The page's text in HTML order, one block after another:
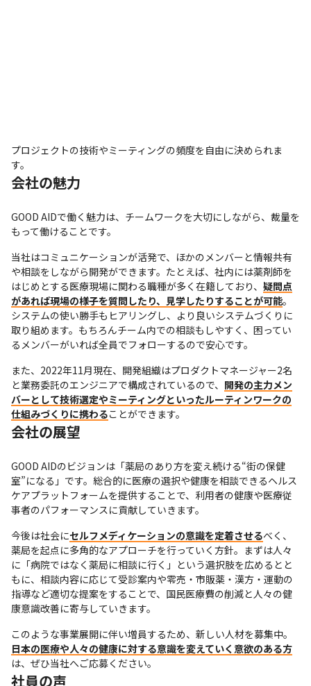
プロジェクトの技術やミーティングの頻度を自由に決められま
す。
会社の魅力
GOOD AIDで働く魅力は、チームワークを大切にしながら、裁量を
もって働けることです。
当社はコミュニケーションが活発で、ほかのメンバーと情報共有
や相談をしながら開発ができます。たとえば、社内には薬剤師を
はじめとする医療現場に関わる職種が多く在籍しており、 疑問点
があれば現場の様子を質問したり、見学したりすることが可能。
システムの使い勝手もヒアリングし、より良いシステムづくりに
取り組めます。もちろんチーム内での相談もしやすく、困ってい
るメンバーがいれば全員でフォローするので安心です。
また、2022年11月現在、開発組織はプロダクトマネージャー2名
と業務委託のエンジニアで構成されているので、 開発の主力メン
バーとして技術選定やミーティングといったルーティンワークの
仕組みづくりに携わることができます。
会社の展望
GOOD AIDのビジョンは「薬局のあり方を変え続ける“街の保健
室”になる」です。総合的に医療の選択や健康を相談できるヘルス
ケアプラットフォームを提供することで、利用者の健康や医療従
事者のパフォーマンスに貢献していきます。
今後は社会にセルフメディケーションの意識を定着させるべく、
薬局を起点に多角的なアプローチを行っていく方針。まずは人々
に「病院ではなく薬局に相談に行く」という選択肢を広めるとと
もに、相談内容に応じて受診案内や零売・市販薬・漢方・運動の
指導など適切な提案をすることで、国民医療費の削減と人々の健
康意識改善に寄与していきます。
このような事業展開に伴い増員するため、新しい人材を募集中。
日本の医療や人々の健康に対する意識を変えていく意欲のある方
は、ぜひ当社へご応募ください。
社員の声